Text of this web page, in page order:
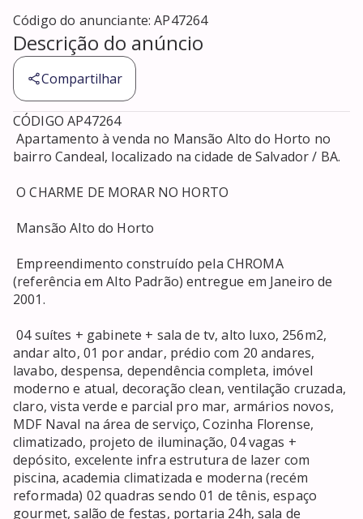
Código do anunciante:AP47264
Descrição do anúncio
Compartilhar
CÓDIGO AP47264
Apartamento à venda no Mansão Alto do Horto no
bairro Candeal, localizado na cidade de Salvador / BA.
O CHARME DE MORAR NO HORTO
(referência em Alto Padrão) entregue em Janeiro de
2001.
04 suítes + gabinete + sala de tv, alto luxo, 256m2,
andar alto, 01 por andar, prédio com 20 andares,
lavabo, despensa, dependência completa, imóvel
moderno e atual, decoração clean, ventilação cruzada,
claro, vista verde e parcial pro mar, armários novos,
MDF Naval na área de serviço, Cozinha Florense,
climatizado, projeto de iluminação, 04 vagas +
depósito, excelente infra estrutura de lazer com
piscina, academia climatizada e moderna (recém
reformada) 02 quadras sendo 01 de tênis, espaço
gourmet, salão de festas, portaria 24h, sala de